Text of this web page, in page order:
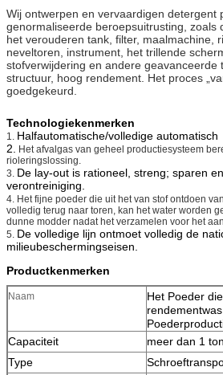
Wij ontwerpen en vervaardigen detergent
genormaliseerde beroepsuitrusting, zoals
het verouderen tank, filter, maalmachine,
neveltoren, instrument, het trillende
stofverwijdering en andere geavanceerde
structuur, hoog rendement. Het proces
goedgekeurd.
Technologiekenmerken
1. Halfautomatische/volledige automatisch
2.
Het afvalgas van geheel productiesysteem
rioleringslossing.
3. De lay-out is rationeel, streng; sparen
verontreiniging.
4. Het fijne poeder die uit het van stof ontdoen
volledig terug naar toren, kan het water worden
dunne modder nadat het verzamelen voor het
5. De volledige lijn ontmoet volledig de
milieubeschermingseisen.
Productkenmerken
Naam
Het Poeder
Capaciteit
meer dan 1
Type